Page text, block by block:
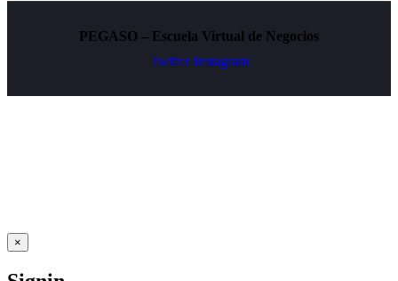
PEGASO – Escuela Virtual de Negocios
Twitter Instagram
×